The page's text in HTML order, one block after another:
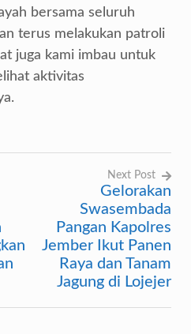
bersama seluruh
terus melakukan patroli
juga kami imbau untuk
aktivitas
Next Post
Gelorakan
Swasembada
Pangan Kapolres
Jember Ikut Panen
Raya dan Tanam
Jagung di Lojejer